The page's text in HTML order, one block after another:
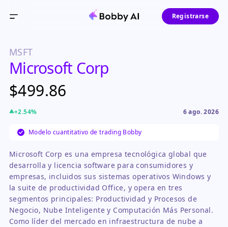
Registrarse
MSFT
Microsoft Corp
$499.86
+2.54% 6 ago. 2026
Modelo cuantitativo de trading Bobby
Microsoft Corp es una empresa tecnológica global que
desarrolla y licencia software para consumidores y
empresas, incluidos sus sistemas operativos Windows y
la suite de productividad Office, y opera en tres
segmentos principales: Productividad y Procesos de
Negocio, Nube Inteligente y Computación Más Personal.
Como líder del mercado en infraestructura de nube a